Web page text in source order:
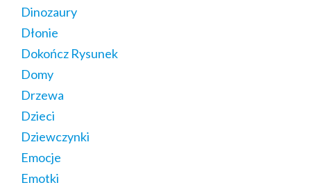
Dinozaury
Dłonie
Dokończ Rysunek
Domy
Drzewa
Dzieci
Dziewczynki
Emocje
Emotki